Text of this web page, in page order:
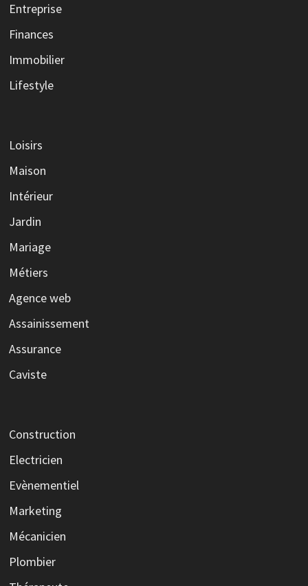
Entreprise
Finances
Immobilier
Lifestyle
Loisirs
Maison
Intérieur
Jardin
Mariage
Métiers
Agence web
Assainissement
Assurance
Caviste
Construction
Electricien
Evènementiel
Marketing
Mécanicien
Plombier